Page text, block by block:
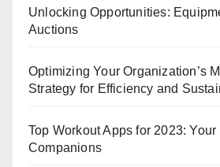
Unlocking Opportunities:
Auctions
Optimizing Your Organization’s
Strategy for Efficiency and
Top Workout Apps for 2023:
Companions